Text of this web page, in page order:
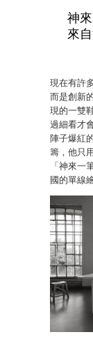
神
來
現在有許
而是創新
現的一雙
過細看才
陣子爆紅
籌，他只
「神來一
國的單線